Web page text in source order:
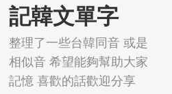
記韓文單字
整理了一些台韓同音 或是
相似音 希望能夠幫助大家
記憶 喜歡的話歡迎分享